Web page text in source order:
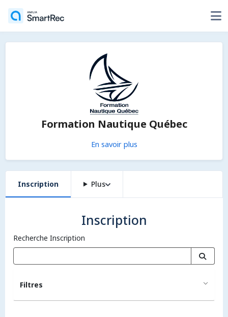
Formation Nautique Québec
En savoir plus
Inscription Plus
Inscription
Recherche Inscription
Filtres